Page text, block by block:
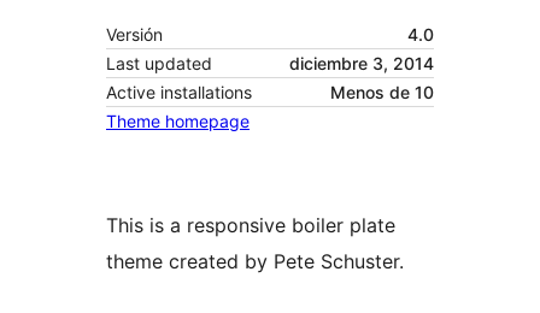
Versión
4.0
Last updated
diciembre 3, 2014
Active installations
Menos de 10
Theme homepage
This is a responsive boiler plate
theme created by Pete Schuster.